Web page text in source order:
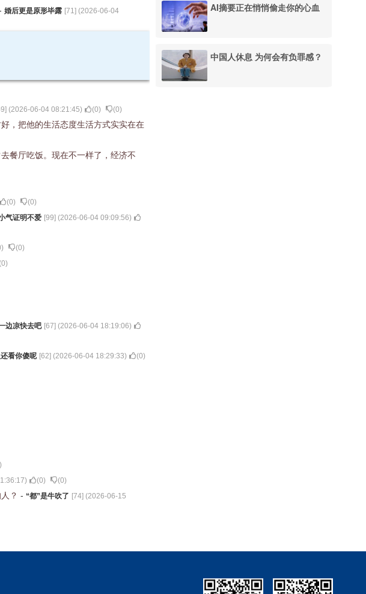
婚后更是原形毕露 [71] (2026-06-04
] (2026-06-04 08:21:45) (0) (0)
，把他的生活态度生活方式实实在在
餐厅吃饭。现在不一样了，经济不
(0) (0)
气证明不爱 [99] (2026-06-04 09:09:56)
) (0)
0)
边凉快去吧 [67] (2026-06-04 18:19:06)
看你傻呢 [62] (2026-06-04 18:29:33) (0)
)
) (0) (0)
？ - “都”是牛吹了 [74] (2026-06-15
AI摘要正在悄悄偷走你的心血
中国人休息 为何会有负罪感？